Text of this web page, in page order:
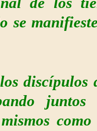
se
discípulos